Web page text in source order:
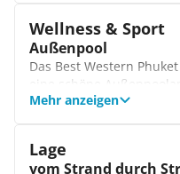
angenehme Nächte.
Deluxe
Die geräumigen Zimmer
zu 3 Kindern und sind
tollen Aufenthalt mit
genießen Sie einen
Bar(s)
An der Poolbar genießen
während Sie sich unter
Wellness & Sport
Außenpool
Das Best Western
eine schöne
Auch an die Kleinen
Entspannen Sie sich in
Mehr anzeigen
Lage
vom Strand durch